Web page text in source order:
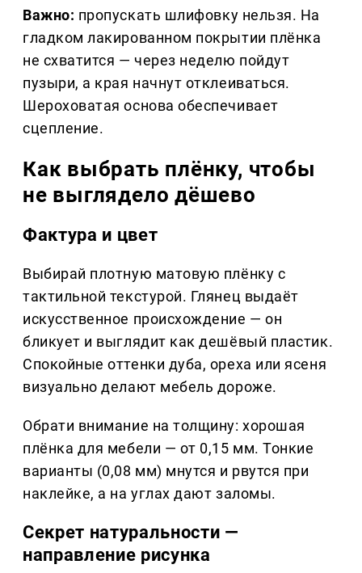
Важно: пропускать шлифовку нельзя. На
гладком лакированном покрытии плёнка
не схватится — через неделю пойдут
пузыри, а края начнут отклеиваться.
Шероховатая основа обеспечивает
сцепление.
Как выбрать плёнку, чтобы
не выглядело дёшево
Фактура и цвет
Выбирай плотную матовую плёнку с
тактильной текстурой. Глянец выдаёт
искусственное происхождение — он
бликует и выглядит как дешёвый пластик.
Спокойные оттенки дуба, ореха или ясеня
визуально делают мебель дороже.
Обрати внимание на толщину: хорошая
плёнка для мебели — от 0,15 мм. Тонкие
варианты (0,08 мм) мнутся и рвутся при
наклейке, а на углах дают заломы.
Секрет натуральности —
направление рисунка